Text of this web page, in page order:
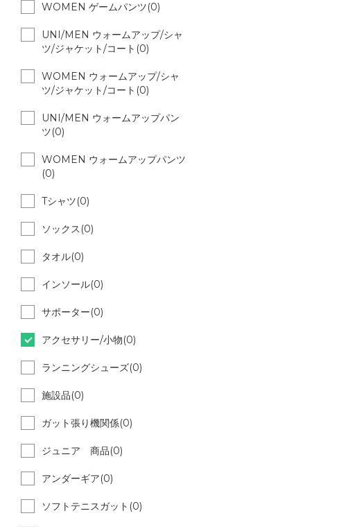
WOMEN ゲームパンツ(0)
UNI/MEN ウォームアップ/シャ
ツ/ジャケット/コート(0)
WOMEN ウォームアップ/シャ
ツ/ジャケット/コート(0)
UNI/MEN ウォームアップパン
ツ(0)
WOMEN ウォームアップパンツ
(0)
Tシャツ(0)
ソックス(0)
タオル(0)
インソール(0)
サポーター(0)
アクセサリー/小物(0)
ランニングシューズ(0)
施設品(0)
ガット張り機関係(0)
ジュニア 商品(0)
アンダーギア(0)
ソフトテニスガット(0)